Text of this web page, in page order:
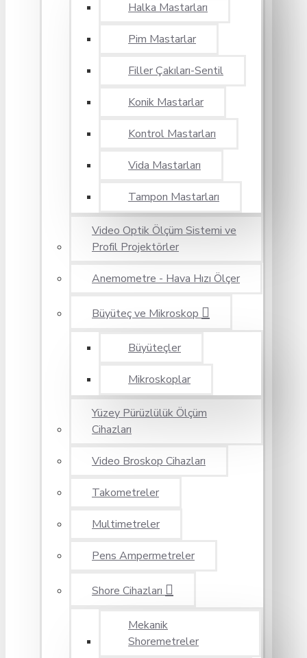
Halka Mastarları
Pim Mastarlar
Filler Çakıları-Sentil
Konik Mastarlar
Kontrol Mastarları
Vida Mastarları
Tampon Mastarları
Video Optik Ölçüm Sistemi ve
Profil Projektörler
Anemometre - Hava Hızı Ölçer
Büyüteç ve Mikroskop
Büyüteçler
Mikroskoplar
Yüzey Pürüzlülük Ölçüm
Cihazları
Video Broskop Cihazları
Takometreler
Multimetreler
Pens Ampermetreler
Shore Cihazları
Mekanik
Shoremetreler